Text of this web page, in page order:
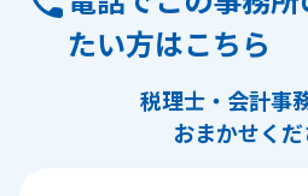
たい方はこちら
税理士・会計事
おまかせくだ